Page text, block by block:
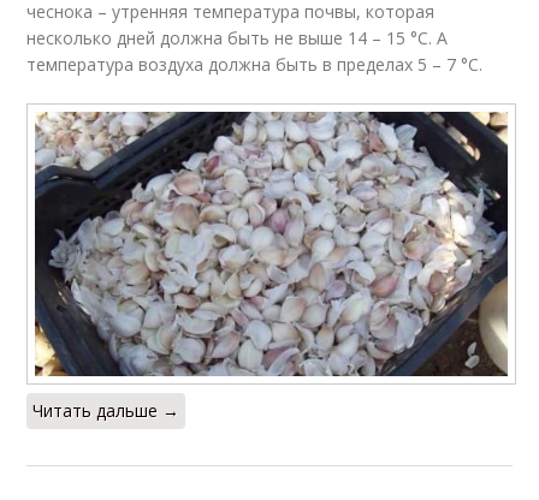
чеснока – утренняя температура почвы, которая
несколько дней должна быть не выше 14 – 15 °С. А
температура воздуха должна быть в пределах 5 – 7 °С.
Читать дальше →